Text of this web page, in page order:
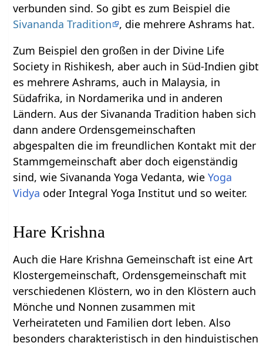
verbunden sind. So gibt es zum Beispiel die
Sivananda Tradition
, die mehrere Ashrams hat.
Zum Beispiel den großen in der Divine Life
Society in Rishikesh, aber auch in Süd-Indien gibt
es mehrere Ashrams, auch in Malaysia, in
Südafrika, in Nordamerika und in anderen
Ländern. Aus der Sivananda Tradition haben sich
dann andere Ordensgemeinschaften
abgespalten die im freundlichen Kontakt mit der
Stammgemeinschaft aber doch eigenständig
sind, wie Sivananda Yoga Vedanta, wieYoga
Vidya oder Integral Yoga Institut und so weiter.
Hare Krishna
Auch die Hare Krishna Gemeinschaft ist eine Art
Klostergemeinschaft, Ordensgemeinschaft mit
verschiedenen Klöstern, wo in den Klöstern auch
Mönche und Nonnen zusammen mit
Verheirateten und Familien dort leben. Also
besonders charakteristisch in den hinduistischen